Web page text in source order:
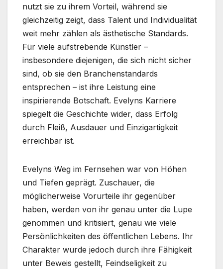
nutzt sie zu ihrem Vorteil, während sie
gleichzeitig zeigt, dass Talent und Individualität
weit mehr zählen als ästhetische Standards.
Für viele aufstrebende Künstler –
insbesondere diejenigen, die sich nicht sicher
sind, ob sie den Branchenstandards
entsprechen – ist ihre Leistung eine
inspirierende Botschaft. Evelyns Karriere
spiegelt die Geschichte wider, dass Erfolg
durch Fleiß, Ausdauer und Einzigartigkeit
erreichbar ist.
Evelyns Weg im Fernsehen war von Höhen
und Tiefen geprägt. Zuschauer, die
möglicherweise Vorurteile ihr gegenüber
haben, werden von ihr genau unter die Lupe
genommen und kritisiert, genau wie viele
Persönlichkeiten des öffentlichen Lebens. Ihr
Charakter wurde jedoch durch ihre Fähigkeit
unter Beweis gestellt, Feindseligkeit zu